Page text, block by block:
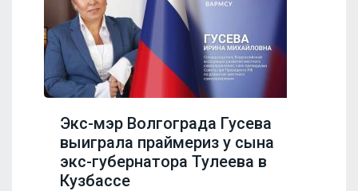
Экс-мэр Волгограда Гусева
выиграла праймериз у сына
экс-губернатора Тулеева в
Кузбассе